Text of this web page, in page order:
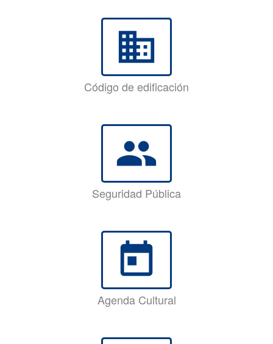
business
Código de edificación
group
Seguridad Pública
today
Agenda Cultural